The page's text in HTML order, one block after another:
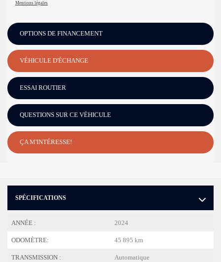
SPÉCIFICATIONS
ANNÉE : 2024
ODOMÈTRE: 45 895 km
TRANSMISSION : Automatique
Mentions légales
OPTIONS DE FINANCEMENT
VÉHICULE D'ÉCHANGE
ESSAI ROUTIER
QUESTIONS SUR CE VÉHICULE
ÇA M'INTÉRESSE!